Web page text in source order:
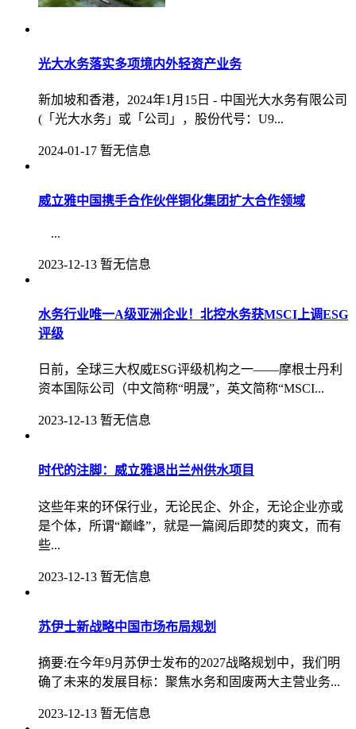
光大水务落实多项境内外轻资产业务
新加坡和香港，2024年1月15日 - 中国光大水务有限公司
(「光大水务」或「公司」，股份代号：U9...
2024-01-17 暂无信息
威立雅中国携手合作伙伴铜化集团扩大合作领域
‍...
2023-12-13 暂无信息
水务行业唯一A级亚洲企业！北控水务获MSCI上调ESG
评级
日前，全球三大权威ESG评级机构之一——摩根士丹利
资本国际公司（中文简称“明晟”，英文简称“MSCI...
2023-12-13 暂无信息
时代的注脚：威立雅退出兰州供水项目
这些年来的环保行业，无论民企、外企，无论企业亦或
是个体，所谓“巅峰”，就是一篇阅后即焚的爽文，而有
些...
2023-12-13 暂无信息
苏伊士新战略中国市场布局规划
摘要:在今年9月苏伊士发布的2027战略规划中，我们明
确了未来的发展目标：聚焦水务和固废两大主营业务...
2023-12-13 暂无信息